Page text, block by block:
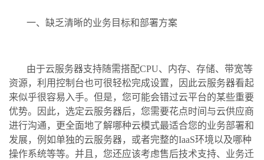
一、缺乏清晰的业务目标和部署方案
由于云服务器支持随需搭配CPU、内存、存储、带宽等
资源，利用控制台也可很轻松完成设置，因此云服务器看起
来似乎很容易入手。但是，您可能会错过云平台的某些重要
优势。因此，选定云服务器后，您需要花点时间与云供应商
进行沟通，更全面地了解哪种云模式最适合您的业务部署和
发展，例如单独的云服务器，或者完整的IaaS环境以及哪种
操作系统等等。并且，您还应该考虑售后技术支持、业务迁